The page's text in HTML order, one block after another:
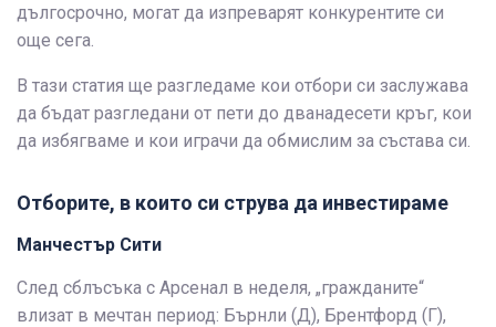
дългосрочно, могат да изпреварят конкурентите си
още сега.
В тази статия ще разгледаме кои отбори си заслужава
да бъдат разгледани от пети до дванадесети кръг, кои
да избягваме и кои играчи да обмислим за състава си.
Отборите, в които си струва да инвестираме
Манчестър Сити
След сблъсъка с Арсенал в неделя, „гражданите“
влизат в мечтан период: Бърнли (Д), Брентфорд (Г),